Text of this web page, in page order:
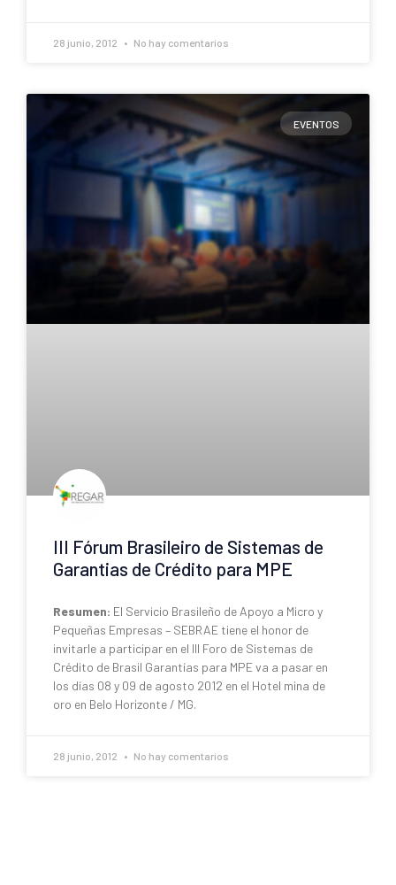
28 junio, 2012 No hay comentarios
EVENTOS
III Fórum Brasileiro de Sistemas de
Garantias de Crédito para MPE
Resumen: El Servicio Brasileño de Apoyo a Micro y
Pequeñas Empresas – SEBRAE tiene el honor de
invitarle a participar en el III Foro de Sistemas de
Crédito de Brasil Garantías para MPE va a pasar en
los días 08 y 09 de agosto 2012 en el Hotel mina de
oro en Belo Horizonte / MG.
28 junio, 2012 No hay comentarios